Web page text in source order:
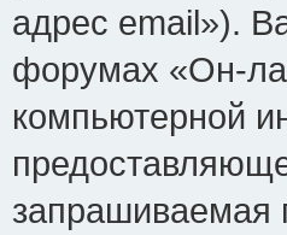
адрес email»).
форумах «Он-
компьютерной
запрашиваемая